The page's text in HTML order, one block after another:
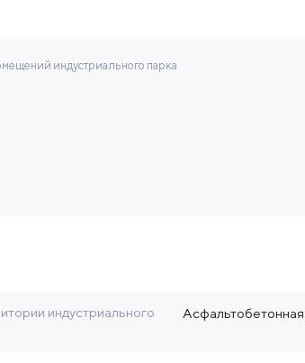
индустриального парка
индустриального
Асфальтобетонная